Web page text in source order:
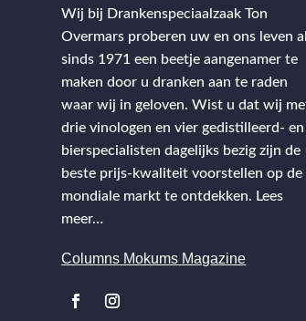
Wij bij Drankenspeciaalzaak Ton
Overmars proberen uw en ons leven al
sinds 1971 een beetje aangenamer te
maken door u dranken aan te raden
waar wij in geloven. Wist u dat wij
drie vinologen en vier gedistilleerd- en
bierspecialisten dagelijks bezig zijn de
beste prijs-kwaliteit voorstellen op de
mondiale markt te ontdekken. Lees
meer…
Columns Mokums Magazine